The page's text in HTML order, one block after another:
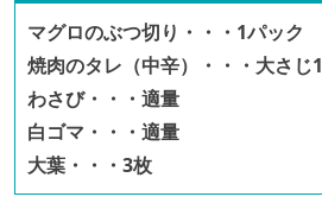
マグロのぶつ切り・・・1パック
焼肉のタレ（中辛）・・・大さじ1
わさび・・・適量
白ゴマ・・・適量
大葉・・・3枚